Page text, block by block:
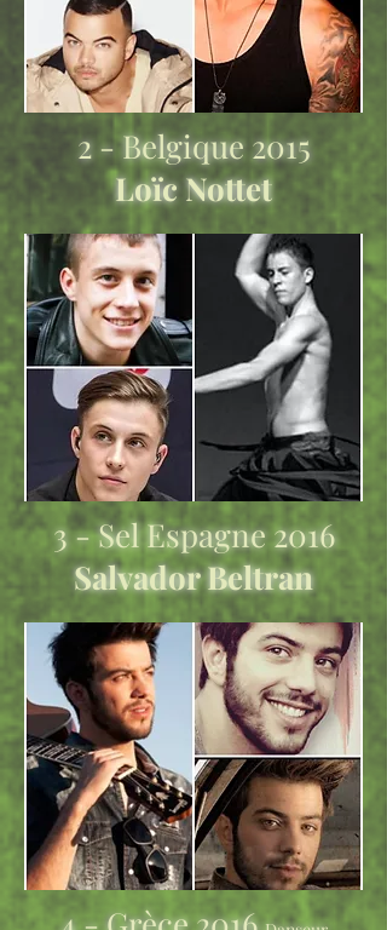
2 - Belgique 2015
Loïc Nottet
3 - Sel Espagne 2016
Salvador Beltran